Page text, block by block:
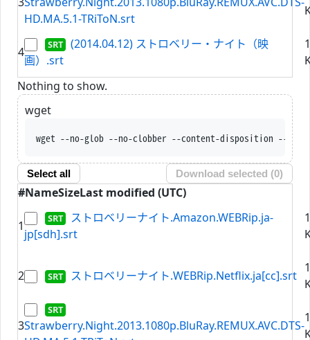
HD.MA.5.1-TRiToN.srt
4
(2014.04.12) ストロベリー・ナイト（映
画）.srt
Nothing to show.
wget
wget --no-glob --no-clobber --content-disposition --trust-server-
Select all Download selected (0)
#NameSizeLast modified (UTC)
1
ストロベリーナイト.Amazon.WEBRip.ja-
jp[sdh].srt
2 ストロベリーナイト.WEBRip.Netflix.ja[cc].srt
3Strawberry.Night.2013.1080p.BluRay.REMUX.AVC.DTS-